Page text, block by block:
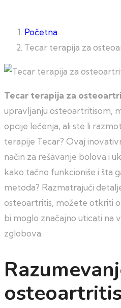
Početna
Tecar terapija za
Tecar terapija za
upravljanju osteoartritisom,
opcije lečenja, ali ste li
terapije Tecar? Ovaj
način za rešavanje bolova i
kako tačno funkcioniše i šta
metoda? Razmatrajući
osteoartritis, možete otkriti
bi moglo značajno uticati na
zglobova.